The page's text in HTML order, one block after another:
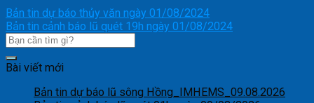
Bản tin dự báo thủy văn ngày 01/08/2024
Bản tin cảnh báo lũ quét 19h ngày 01/08/2024
Bài viết mới
Bản tin dự báo lũ sông Hồng_IMHEMS_09.08.2026